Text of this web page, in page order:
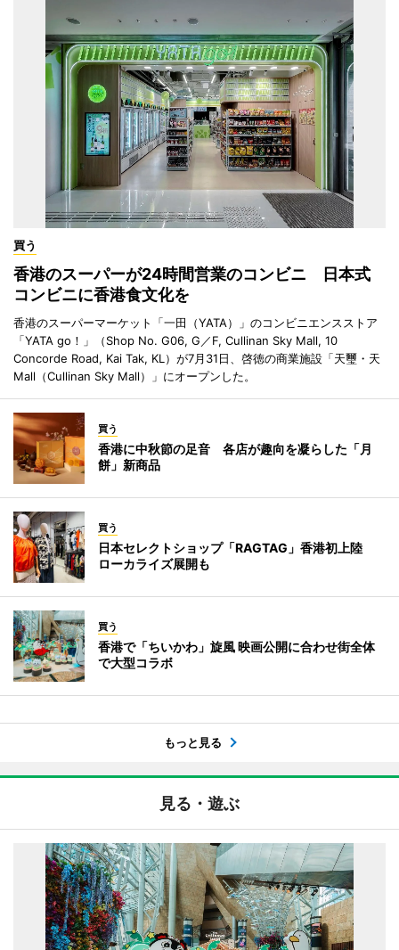
買う
香港のスーパーが24時間営業のコンビニ 日本式
コンビニに香港食文化を
香港のスーパーマーケット「一田（YATA）」のコンビニエンスストア
「YATA go！」（Shop No. G06, G／F, Cullinan Sky Mall, 10
Concorde Road, Kai Tak, KL）が7月31日、啓徳の商業施設「天璽・天
Mall（Cullinan Sky Mall）」にオープンした。
買う
香港に中秋節の足音 各店が趣向を凝らした「月
餅」新商品
買う
日本セレクトショップ「RAGTAG」香港初上陸
ローカライズ展開も
買う
香港で「ちいかわ」旋風 映画公開に合わせ街全体
で大型コラボ
もっと見る
見る・遊ぶ